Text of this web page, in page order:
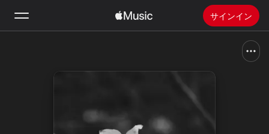
サインイン
新着おすすめ
Apple Musicをインストール